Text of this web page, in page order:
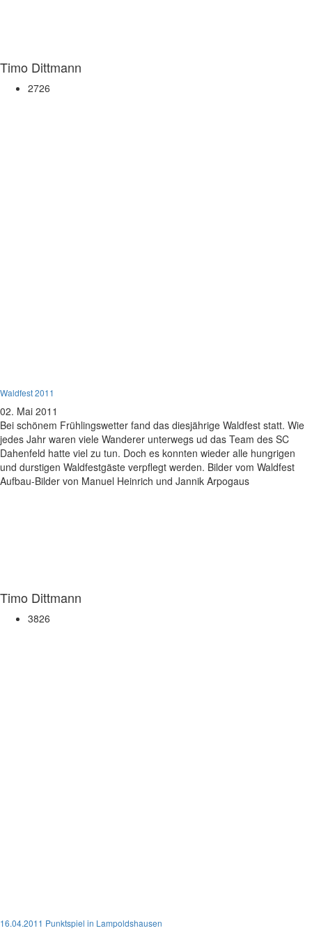
Timo Dittmann
2726
Waldfest 2011
02. Mai 2011
Bei schönem Frühlingswetter fand das diesjährige Waldfest statt. Wie
jedes Jahr waren viele Wanderer unterwegs ud das Team des SC
Dahenfeld hatte viel zu tun. Doch es konnten wieder alle hungrigen
und durstigen Waldfestgäste verpflegt werden. Bilder vom Waldfest
Aufbau-Bilder von Manuel Heinrich und Jannik Arpogaus
Timo Dittmann
3826
16.04.2011 Punktspiel in Lampoldshausen